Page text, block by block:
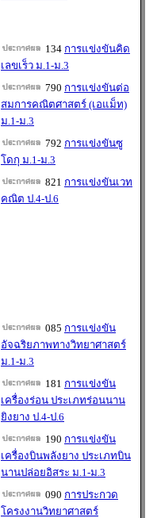
134 การแข่งขันคิด
เลขเร็ว ม.1-ม.3
790 การแข่งขันต่อ
สมการคณิตศาสตร์ (เอแม็ท)
ม.1-ม.3
792 การแข่งขันซู
โดกุ ม.1-ม.3
821 การแข่งขันเวท
คณิต ป.4-ป.6
085 การแข่งขัน
อัจฉริยภาพทางวิทยาศาสตร์
ม.1-ม.3
181 การแข่งขัน
เครื่องร่อน ประเภทร่อนนาน
ยิงยาง ป.4-ป.6
190 การแข่งขัน
เครื่องบินพลังยาง ประเภทบิน
นานปล่อยอิสระ ม.1-ม.3
090 การประกวด
โครงงานวิทยาศาสตร์